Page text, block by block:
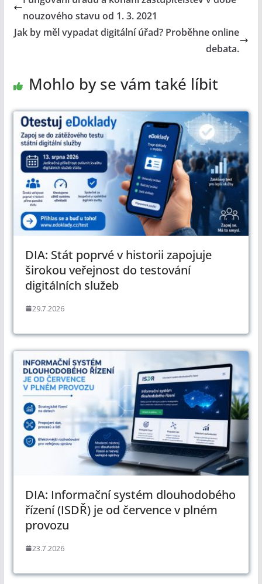
nouzového stavu od 1. 3. 2021
Jak by měl vypadat digitální úřad? Proběhne online
debata.
Mohlo by se vám také líbit
DIA: Stát poprvé v historii zapojuje
širokou veřejnost do testování
digitálních služeb
29.7.2026
DIA: Informační systém dlouhodobého
řízení (ISDŘ) je od července v plném
provozu
23.7.2026